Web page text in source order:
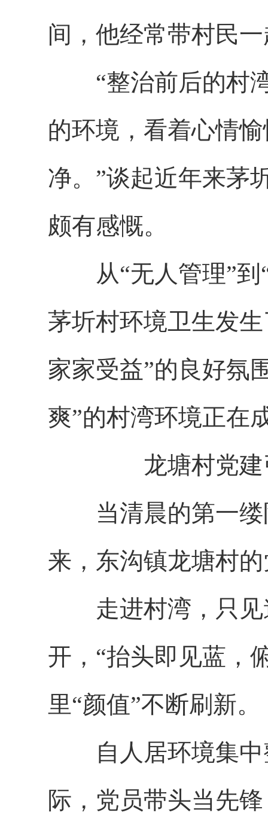
间，他经常带村民
“整治前后的村湾
的环境，看着心情
净。”谈起近年来茅
颇有感慨。
从“无人管理”到“
茅圻村环境卫生发
家家受益”的良好氛
爽”的村湾环境正在
龙塘村党
当清晨的第一缕
来，东沟镇龙塘村
走进村湾，只见
开，“抬头即见蓝
里“颜值”不断刷新。
自人居环境集中
际，党员带头当先